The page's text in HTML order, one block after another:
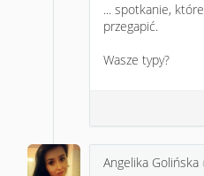
... spotkanie,
przegapić.
Wasze typy?
Angelika Golińska